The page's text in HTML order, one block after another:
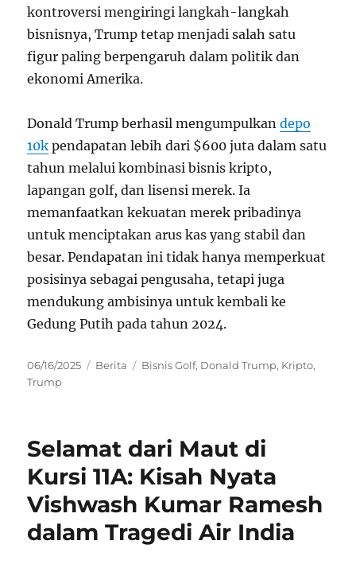
kontroversi mengiringi langkah-langkah
bisnisnya, Trump tetap menjadi salah satu
figur paling berpengaruh dalam politik dan
ekonomi Amerika.
Donald Trump berhasil mengumpulkandepo
10k pendapatan lebih dari $600 juta dalam satu
tahun melalui kombinasi bisnis kripto,
lapangan golf, dan lisensi merek. Ia
memanfaatkan kekuatan merek pribadinya
untuk menciptakan arus kas yang stabil dan
besar. Pendapatan ini tidak hanya memperkuat
posisinya sebagai pengusaha, tetapi juga
mendukung ambisinya untuk kembali ke
Gedung Putih pada tahun 2024.
Posted
on
06/16/2025 Categories
Berita Tags
Bisnis Golf, Donald Trump, Kripto,
Trump
Selamat dari Maut di
Kursi 11A: Kisah Nyata
Vishwash Kumar Ramesh
dalam Tragedi Air India